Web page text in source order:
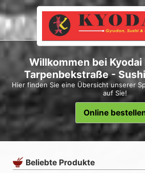
Willkommen bei
Tarpenbekstraße -
Hier finden Sie eine Übersicht unserer
auf Sie!
Online
Beliebte Produkte